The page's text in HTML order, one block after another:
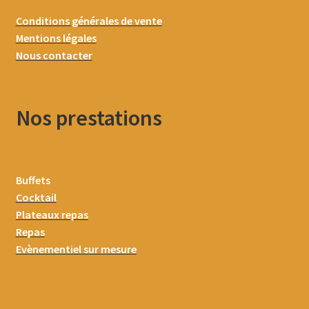
Conditions générales de vente
Mentions légales
Nous contacter
Nos prestations
Buffets
Cocktail
Plateaux repas
Repas
Evènementiel sur mesure